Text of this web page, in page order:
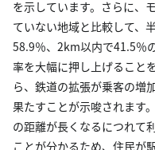
を示しています。さらに、
ていない地域と比較して、
58.9％、2km以内で41.5％
率を大幅に押し上げること
ら、鉄道の拡張が乗客の増
果たすことが示唆されます
の距離が長くなるにつれて
ことが分かるため、住民が